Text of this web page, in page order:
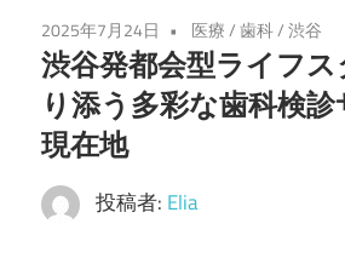
で
未
来
を
明
る
く。
2025年7月24日 医療/歯科/渋谷
渋谷発都会型ライフ
り添う多彩な歯科検
現在地
投稿者: Elia